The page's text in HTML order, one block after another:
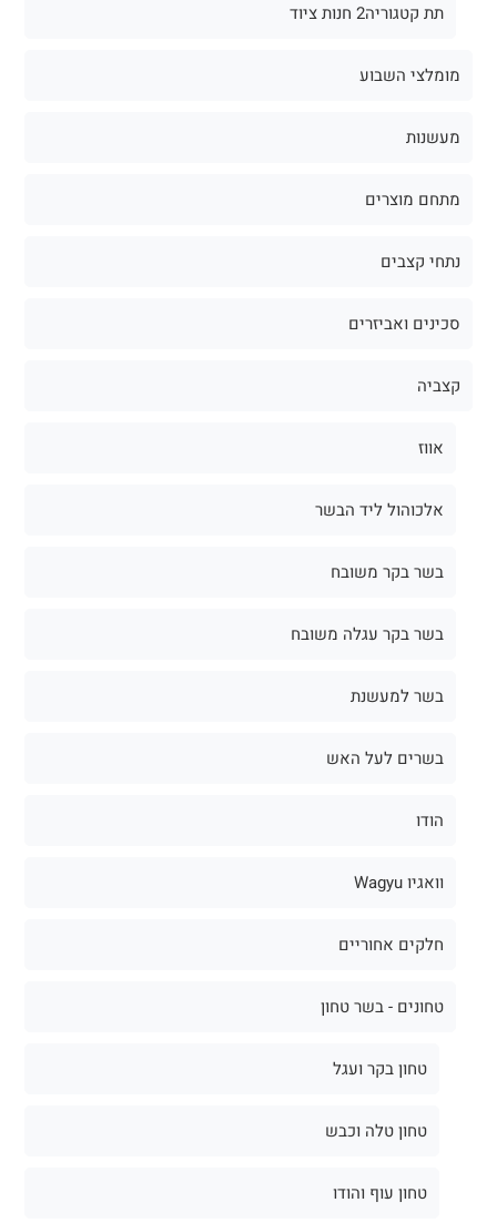
תת קטגוריה2 חנות ציוד
מומלצי השבוע
מעשנות
מתחם מוצרים
נתחי קצבים
סכינים ואביזרים
קצביה
אווז
אלכוהול ליד הבשר
בשר בקר משובח
בשר בקר עגלה משובח
בשר למעשנת
בשרים לעל האש
הודו
וואגיו Wagyu
חלקים אחוריים
טחונים - בשר טחון
טחון בקר ועגל
טחון טלה וכבש
טחון עוף והודו